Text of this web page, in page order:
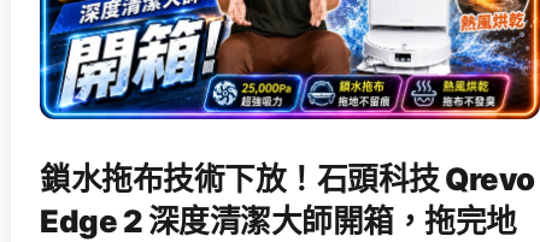
鎖水拖布技術下放！石頭科技 Qrevo
Edge 2 深度清潔大師開箱，拖完地